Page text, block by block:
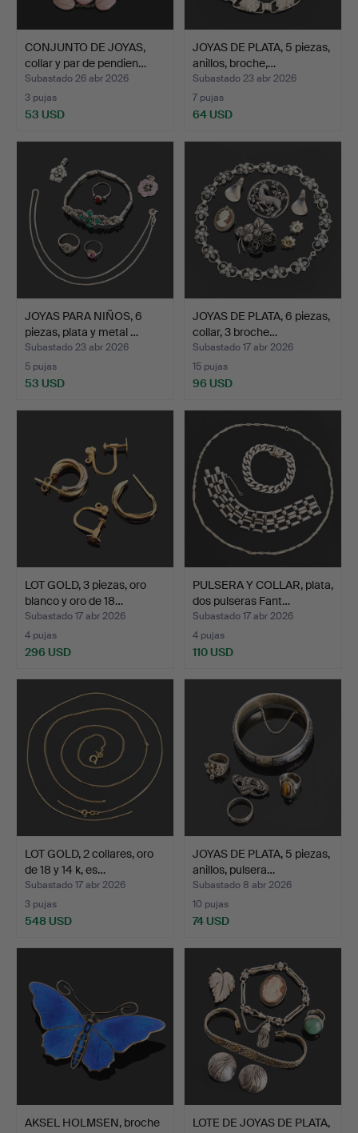
CONJUNTO DE JOYAS,
collar y par de pendien…
Subastado 26 abr 2026
3 pujas
53 USD
JOYAS DE PLATA, 5 piezas,
anillos, broche,…
Subastado 23 abr 2026
7 pujas
64 USD
JOYAS PARA NIÑOS, 6
piezas, plata y metal …
Subastado 23 abr 2026
5 pujas
53 USD
JOYAS DE PLATA, 6 piezas,
collar, 3 broche…
Subastado 17 abr 2026
15 pujas
96 USD
LOT GOLD, 3 piezas, oro
blanco y oro de 18…
Subastado 17 abr 2026
4 pujas
296 USD
PULSERA Y COLLAR, plata,
dos pulseras Fant…
Subastado 17 abr 2026
4 pujas
110 USD
LOT GOLD, 2 collares, oro
de 18 y 14 k, es…
Subastado 17 abr 2026
3 pujas
548 USD
JOYAS DE PLATA, 5 piezas,
anillos, pulsera…
Subastado 8 abr 2026
10 pujas
74 USD
AKSEL HOLMSEN, broche
LOTE DE JOYAS DE PLATA,